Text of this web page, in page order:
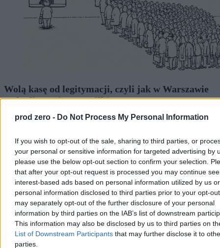
prod zero - Do Not Process My Personal Information
If you wish to opt-out of the sale, sharing to third parties, or
your personal or sensitive information for targeted advertising by
please use the below opt-out section to confirm your selection.
that after your opt-out request is processed you may continue
interest-based ads based on personal information utilized by us or
personal information disclosed to third parties prior to your opt-
may separately opt-out of the further disclosure of your personal
information by third parties on the IAB’s list of downstream
This information may also be disclosed by us to third parties on
List of Downstream Participants that may further disclose it to
parties.
Wolą kasę od legitymacji, czyli jak w Warszawie
„odpolityczniono” spółki
Mamy sukces! Udało się w Warszawie odpolitycznić zarządy
Brawo!
Patryk Słowik
Wczoraj 14:19
5 min
Reklama